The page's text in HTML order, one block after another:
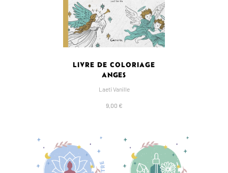
LIVRE DE COLORIAGE
ANGES
Laeti Vanille
9,00 €